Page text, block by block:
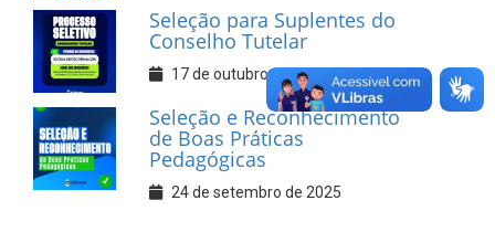
Seleção para Suplentes do
Conselho Tutelar
17 de outubro de 2025
Seleção e Reconhecimento
de Boas Práticas
Pedagógicas
24 de setembro de 2025